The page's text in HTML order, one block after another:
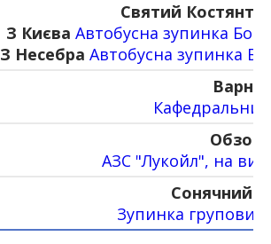
Святий
З Києва Автобусна зупинка
З Несебра Автобусна зупинка
Варна
Обзор
АЗС "Лукойл", на
Сонячний
Зупинка групових